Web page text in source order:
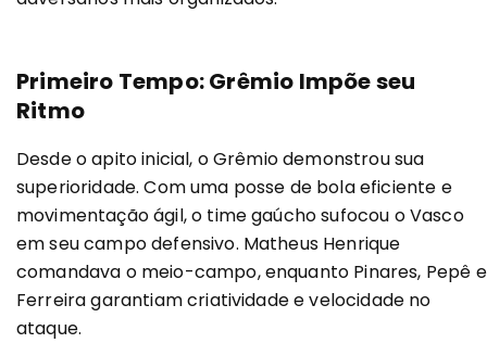
Primeiro Tempo: Grêmio Impõe seu
Ritmo
Desde o apito inicial, o Grêmio demonstrou sua
superioridade. Com uma posse de bola eficiente e
movimentação ágil, o time gaúcho sufocou o Vasco
em seu campo defensivo. Matheus Henrique
comandava o meio-campo, enquanto Pinares, Pepê e
Ferreira garantiam criatividade e velocidade no
ataque.